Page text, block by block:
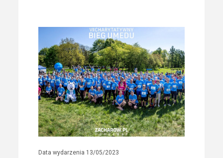
Data wydarzenia 13/05/2023